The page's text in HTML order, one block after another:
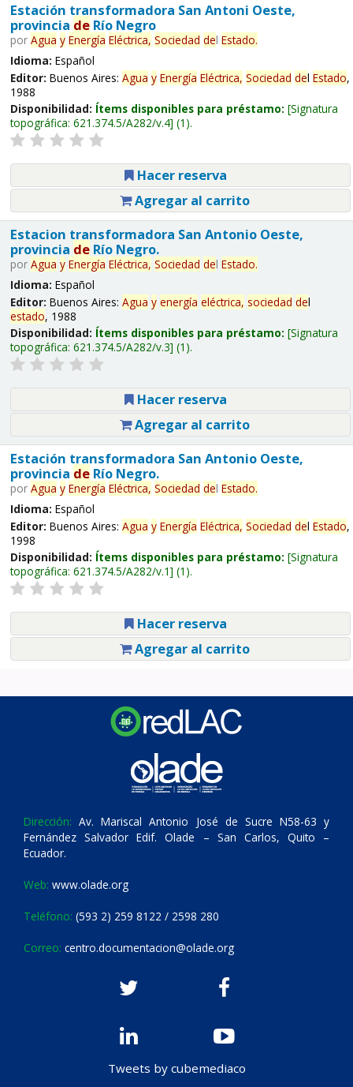
Estación transformadora San Antoni Oeste,
provincia deRío Negro
por Agua y Energía Eléctrica, Sociedad del Estado.
Idioma: Español
Editor: Buenos Aires: Agua y Energía Eléctrica, Sociedad del Estado,
1988
Disponibilidad: Ítems disponibles para préstamo: Signatura
topográfica: 621.374.5/A282/v.4 (1).
Hacer reserva
Agregar al carrito
Estacion transformadora San Antonio Oeste,
provincia deRío Negro.
por Agua y Energía Eléctrica, Sociedad del Estado.
Idioma: Español
Editor: Buenos Aires: Agua y energía eléctrica, sociedad del
estado, 1988
Disponibilidad: Ítems disponibles para préstamo: Signatura
topográfica: 621.374.5/A282/v.3 (1).
Hacer reserva
Agregar al carrito
Estación transformadora San Antonio Oeste,
provincia deRío Negro.
por Agua y Energía Eléctrica, Sociedad del Estado.
Idioma: Español
Editor: Buenos Aires: Agua y Energía Eléctrica, Sociedad del Estado,
1998
Disponibilidad: Ítems disponibles para préstamo: Signatura
topográfica: 621.374.5/A282/v.1 (1).
Hacer reserva
Agregar al carrito
Dirección: Av. Mariscal Antonio José de Sucre N58-63 y
Fernández Salvador Edif. Olade – San Carlos, Quito –
Ecuador.
Web: www.olade.org
Teléfono: (593 2) 259 8122 / 2598 280
Correo: centro.documentacion@olade.org
Tweets by cubemediaco